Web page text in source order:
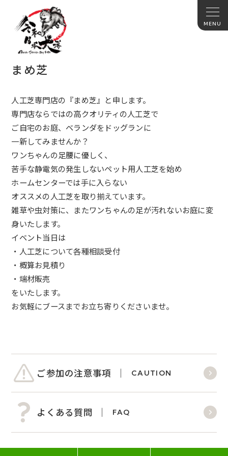
まめ芝
人工芝専門店の『まめ芝』と申します。
専門店ならではの高クオリティの人工芝で
ご自宅のお庭、ベランダをドッグランに
一新してみませんか？
ワンちゃんの足腰に優しく、
苦手な静電気の発生しないペット用人工芝を始め
ホームセンターでは手に入らない
オススメの人工芝を取り揃えています。
雑草や虫対策に、
またワンちゃんの足が汚れないお庭に変
身いたします。
イベント当日は
・人工芝について各種相談受付
・概算お見積り
・端材販売
をいたします。
お気軽にブースまでお立ち寄りくださいませ。
ご参加の注意事項 CAUTION
よくある質問 FAQ